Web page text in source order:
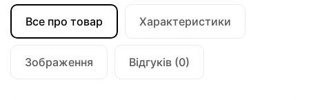
Все про товар Характеристики
Зображення Відгуків (0)